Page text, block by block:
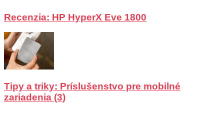
Recenzia: HP HyperX Eve 1800
Tipy a triky: Príslušenstvo pre mobilné
zariadenia (3)